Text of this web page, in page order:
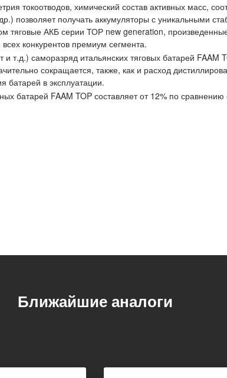
токоотводов, химический состав активных масс,
позволяет получать аккумуляторы с уникальными
тяговые АКБ серии ТОР new generation,
конкурентов премиум сегмента.
т.д.) саморазряд итальянских тяговых батарей FAAM
сокращается, также, как и расход
батарей в эксплуатации.
батарей FAAM TOP составляет от 12% по
Ближайшие аналоги